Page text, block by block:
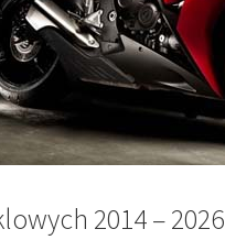
2014 – 2026